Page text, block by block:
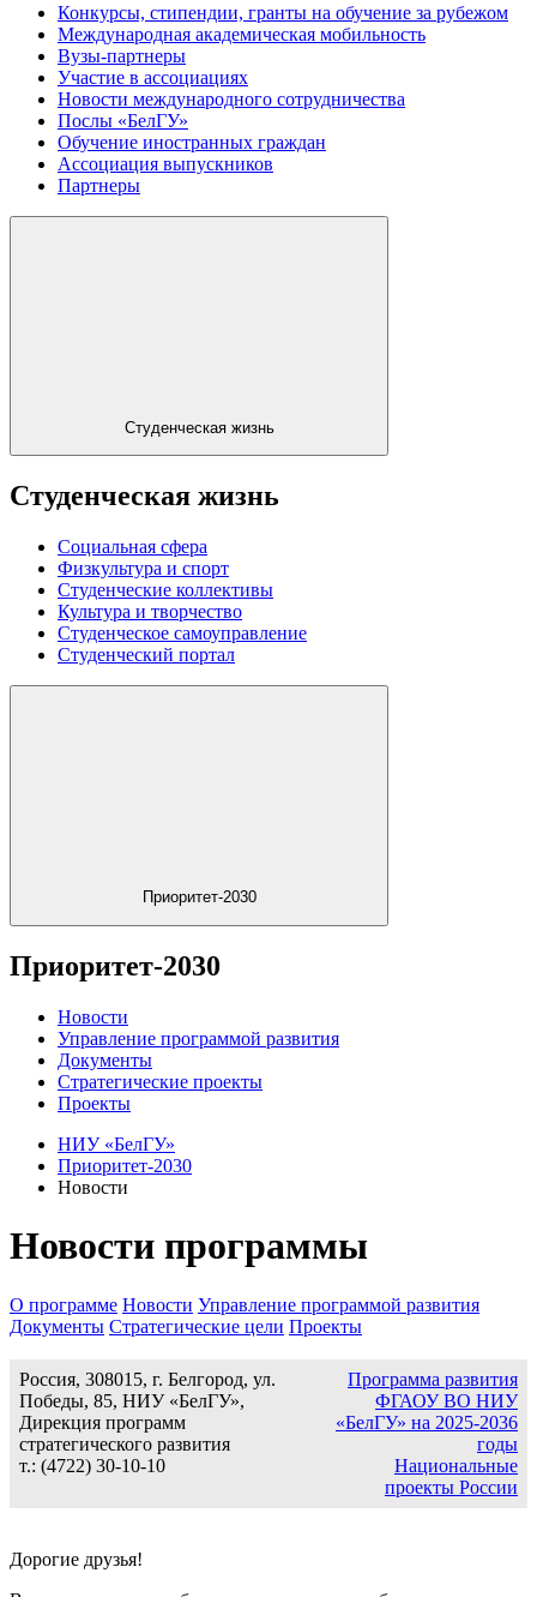
Конкурсы, стипендии, гранты на обучение за рубежом
Международная академическая мобильность
Вузы-партнеры
Участие в ассоциациях
Новости международного сотрудничества
Послы «БелГУ»
Обучение иностранных граждан
Ассоциация выпускников
Партнеры
Студенческая жизнь
Студенческая жизнь
Социальная сфера
Физкультура и спорт
Студенческие коллективы
Культура и творчество
Студенческое самоуправление
Студенческий портал
Приоритет-2030
Приоритет-2030
Новости
Управление программой развития
Документы
Стратегические проекты
Проекты
НИУ «БелГУ»
Приоритет-2030
Новости
Новости программы
О программе Новости Управление программой развития
Документы Стратегические цели Проекты
Россия, 308015, г. Белгород, ул.
Победы, 85, НИУ «БелГУ»,
Дирекция программ
стратегического развития
т.: (4722) 30-10-10
Программа развития
ФГАОУ ВО НИУ
«БелГУ» на 2025-2036
годы
Национальные
проекты России
Дорогие друзья!